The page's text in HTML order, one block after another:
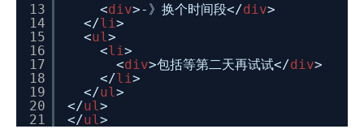
13
14
15
16
17
18
19
20
21
<div>-》换个时间段</div>
</li>
<ul>
<li>
<div>包括等第二天再试试</div>
</li>
</ul>
</ul>
</ul>